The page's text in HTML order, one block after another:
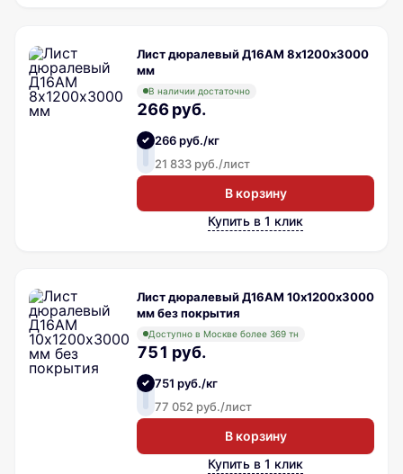
Лист дюралевый Д16АМ 8х1200х3000
мм
В наличии достаточно
266 руб.
266 руб./кг
21 833 руб./лист
В корзину
Купить в 1 клик
Лист дюралевый Д16АМ 10х1200х3000
мм без покрытия
Доступно в Москве более 369 тн
751 руб.
751 руб./кг
77 052 руб./лист
В корзину
Купить в 1 клик